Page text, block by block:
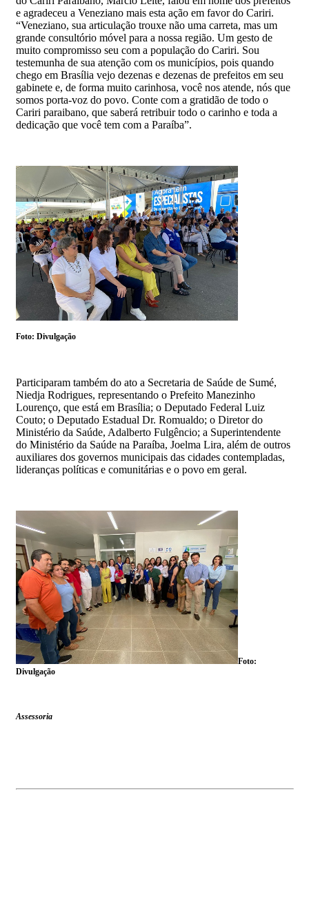
e agradeceu a Veneziano mais esta ação em favor do Cariri.
“Veneziano, sua articulação trouxe não uma carreta, mas um
grande consultório móvel para a nossa região. Um gesto de
muito compromisso seu com a população do Cariri. Sou
testemunha de sua atenção com os municípios, pois quando
chego em Brasília vejo dezenas e dezenas de prefeitos em seu
gabinete e, de forma muito carinhosa, você nos atende, nós que
somos porta-voz do povo. Conte com a gratidão de todo o
Cariri paraibano, que saberá retribuir todo o carinho e toda a
dedicação que você tem com a Paraíba”.
Foto: Divulgação
Participaram também do ato a Secretaria de Saúde de Sumé,
Niedja Rodrigues, representando o Prefeito Manezinho
Lourenço, que está em Brasília; o Deputado Federal Luiz
Couto; o Deputado Estadual Dr. Romualdo; o Diretor do
Ministério da Saúde, Adalberto Fulgêncio; a Superintendente
do Ministério da Saúde na Paraíba, Joelma Lira, além de outros
auxiliares dos governos municipais das cidades contempladas,
lideranças políticas e comunitárias e o povo em geral.
Foto:
Divulgação
Assessoria